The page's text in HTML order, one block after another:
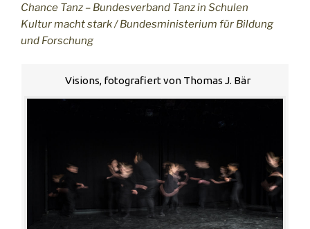
Chance Tanz – Bundesverband Tanz in Schulen
Kultur macht stark / Bundesministerium für Bildung
und Forschung
Visions, fotografiert von Thomas J. Bär